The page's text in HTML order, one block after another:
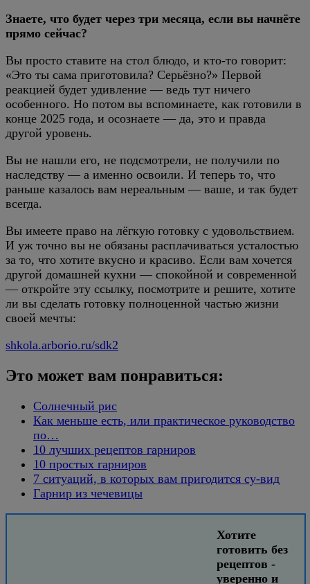
Знаете, что будет через три месяца, если вы начнёте
прямо сейчас?
Вы просто ставите на стол блюдо, и кто-то говорит:
«Это ты сама приготовила? Серьёзно?» Первой
реакцией будет удивление — ведь тут ничего
особенного. Но потом вы вспоминаете, как готовили в
конце 2025 года, и осознаете — да, это и правда
другой уровень.
Вы не нашли его, не подсмотрели, не получили по
наследству — а именно освоили. И теперь то, что
раньше казалось вам нереальным — ваше, и так будет
всегда.
Вы имеете право на лёгкую готовку с удовольствием.
И уж точно вы не обязаны расплачиваться усталостью
за то, что хотите вкусно и красиво. Если вам хочется
другой домашней кухни — спокойной и современной
— откройте эту ссылку, посмотрите и решите, хотите
ли вы сделать готовку полноценной частью жизни
своей мечты:
shkola.arborio.ru/sdk2
Это может вам понравиться:
Солнечный рис
Как меньше есть, или практическое руководство
по…
10 лучших рецептов гарниров
10 простых гарниров
7 ситуаций, в которых вам пригодится су-вид
Гарнир из чечевицы
Хотите
готовить без
рецептов -
уверенно и